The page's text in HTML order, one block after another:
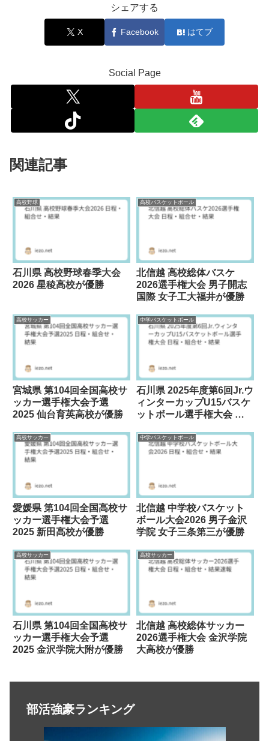
シェアする
X Facebook はてブ
Social Page
関連記事
高校野球
石川県 高校野球春季大会
2026 星稜高校が優勝
高校バスケットボール
北信越 高校総体バスケ
2026選手権大会 男子開志
国際 女子工大福井が優勝
高校サッカー
宮城県 第104回全国高校サ
ッカー選手権大会予選
2025 仙台育英高校が優勝
中学バスケットボール
石川県 2025年度第6回Jr.ウ
ィンターカップU15バスケ
ットボール選手権大会 男
DACHSが優勝
高校サッカー
愛媛県 第104回全国高校サ
ッカー選手権大会予選
2025 新田高校が優勝
中学バスケットボール
北信越 中学校バスケット
ボール大会2026 男子金沢
学院 女子三条第三が優勝
高校サッカー
石川県 第104回全国高校サ
ッカー選手権大会予選
2025 金沢学院大附が優勝
高校サッカー
北信越 高校総体サッカー
2026選手権大会 金沢学院
大高校が優勝
部活強豪ランキング